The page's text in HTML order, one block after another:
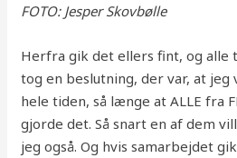
FOTO: Jesper Skovbølle
Herfra gik det ellers fint, og alle
tog en beslutning, der var, at
hele tiden, så længe at ALLE fra
gjorde det. Så snart en af dem
jeg også. Og hvis samarbejdet